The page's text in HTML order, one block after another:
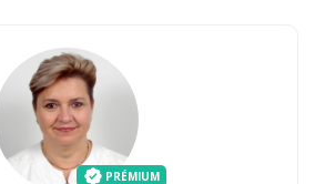
PRÉMIUM